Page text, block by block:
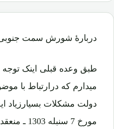
دربارۀ شورش سمت جنوبی
طبق وعده قبلی اینک
میدارم که درارتباط با
مورخ 7